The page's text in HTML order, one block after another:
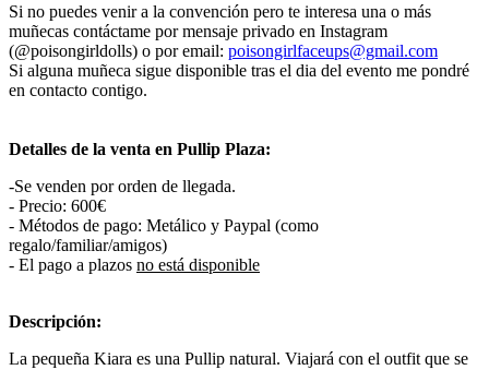
Si no puedes venir a la convención pero te interesa una o más
muñecas contáctame por mensaje privado en Instagram
(@poisongirldolls) o por email: poisongirlfaceups@gmail.com
Si alguna muñeca sigue disponible tras el dia del evento me pondré
en contacto contigo.
Detalles de la venta en Pullip Plaza:
-Se venden por orden de llegada.
- Precio: 600€
- Métodos de pago: Metálico y Paypal (como
regalo/familiar/amigos)
- El pago a plazos no está disponible
Descripción:
La pequeña Kiara es una Pullip natural. Viajará con el outfit que se